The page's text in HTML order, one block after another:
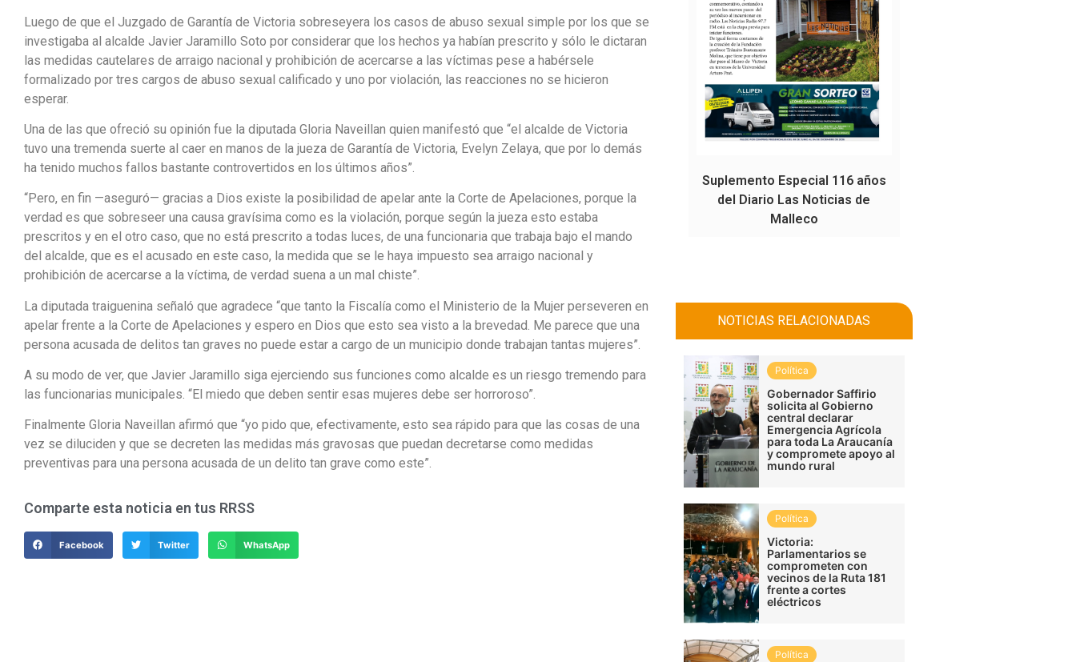
Luego de que el Juzgado de Garantía de Victoria sobreseyera los casos de abuso sexual simple por los que se
investigaba al alcalde Javier Jaramillo Soto por considerar que los hechos ya habían prescrito y sólo le dictaran
las medidas cautelares de arraigo nacional y prohibición de acercarse a las víctimas pese a habérsele
formalizado por tres cargos de abuso sexual calificado y uno por violación, las reacciones no se hicieron
esperar.
Una de las que ofreció su opinión fue la diputada Gloria Naveillan quien manifestó que “el alcalde de Victoria
tuvo una tremenda suerte al caer en manos de la jueza de Garantía de Victoria, Evelyn Zelaya, que por lo demás
ha tenido muchos fallos bastante controvertidos en los últimos años”.
“Pero, en fin —aseguró— gracias a Dios existe la posibilidad de apelar ante la Corte de Apelaciones, porque la
verdad es que sobreseer una causa gravísima como es la violación, porque según la jueza esto estaba
prescritos y en el otro caso, que no está prescrito a todas luces, de una funcionaria que trabaja bajo el mando
del alcalde, que es el acusado en este caso, la medida que se le haya impuesto sea arraigo nacional y
prohibición de acercarse a la víctima, de verdad suena a un mal chiste”.
La diputada traiguenina señaló que agradece “que tanto la Fiscalía como el Ministerio de la Mujer perseveren en
apelar frente a la Corte de Apelaciones y espero en Dios que esto sea visto a la brevedad. Me parece que una
persona acusada de delitos tan graves no puede estar a cargo de un municipio donde trabajan tantas mujeres”.
A su modo de ver, que Javier Jaramillo siga ejerciendo sus funciones como alcalde es un riesgo tremendo para
las funcionarias municipales. “El miedo que deben sentir esas mujeres debe ser horroroso”.
Finalmente Gloria Naveillan afirmó que “yo pido que, efectivamente, esto sea rápido para que las cosas de una
vez se diluciden y que se decreten las medidas más gravosas que puedan decretarse como medidas
preventivas para una persona acusada de un delito tan grave como este”.
Comparte esta noticia en tus RRSS
Facebook Twitter WhatsApp
Suplemento Especial 116 años
del Diario Las Noticias de
Malleco
NOTICIAS RELACIONADAS
Política
Gobernador Saffirio
solicita al Gobierno
central declarar
Emergencia Agrícola
para toda La Araucanía
y compromete apoyo al
mundo rural
Política
Victoria:
Parlamentarios se
comprometen con
vecinos de la Ruta 181
frente a cortes
eléctricos
Política